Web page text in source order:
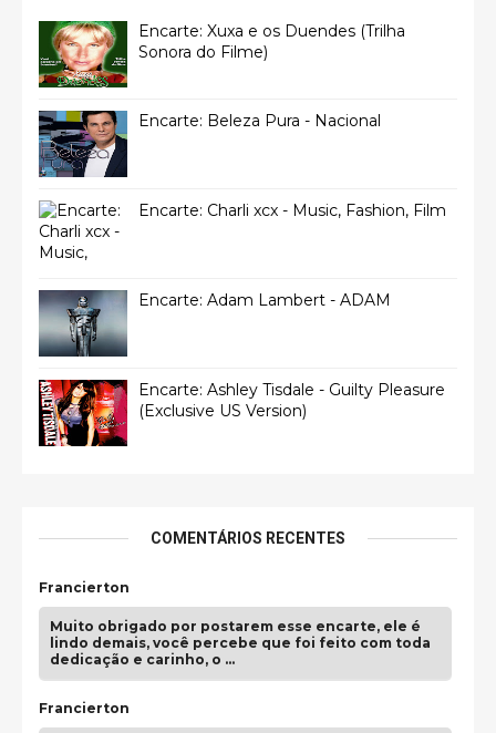
Encarte: Xuxa e os Duendes (Trilha
Sonora do Filme)
Encarte: Beleza Pura - Nacional
Encarte: Charli xcx - Music, Fashion, Film
Encarte: Adam Lambert - ADAM
Encarte: Ashley Tisdale - Guilty Pleasure
(Exclusive US Version)
COMENTÁRIOS RECENTES
Francierton
Muito obrigado por postarem esse encarte, ele é
lindo demais, você percebe que foi feito com toda
dedicação e carinho, o …
Francierton